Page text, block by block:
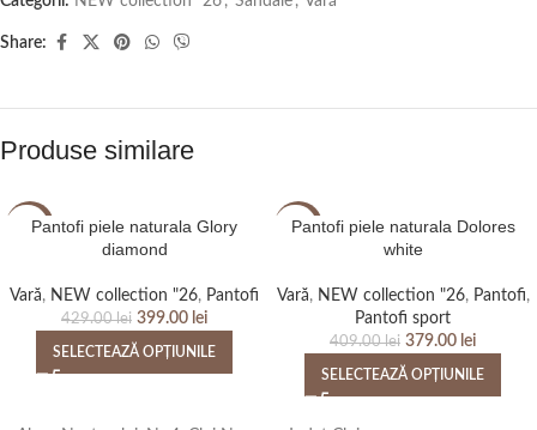
Share:
Produse similare
-7%Pantofi piele naturala Glory
diamond
Vară, NEW collection "26, Pantofi
429.00lei 399.00 lei
SELECTEAZĂ OPȚIUNILE
-7%
Pantofi piele naturala Dolores
white
Vară, NEW collection "26, Pantofi,
Pantofi sport
409.00lei 379.00 lei
SELECTEAZĂ OPȚIUNILE